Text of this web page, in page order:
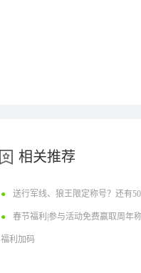
相关推荐
● 送行军线、狼王限定称号？还有
● 春节福利|参与活动免费赢取周年
福利加码